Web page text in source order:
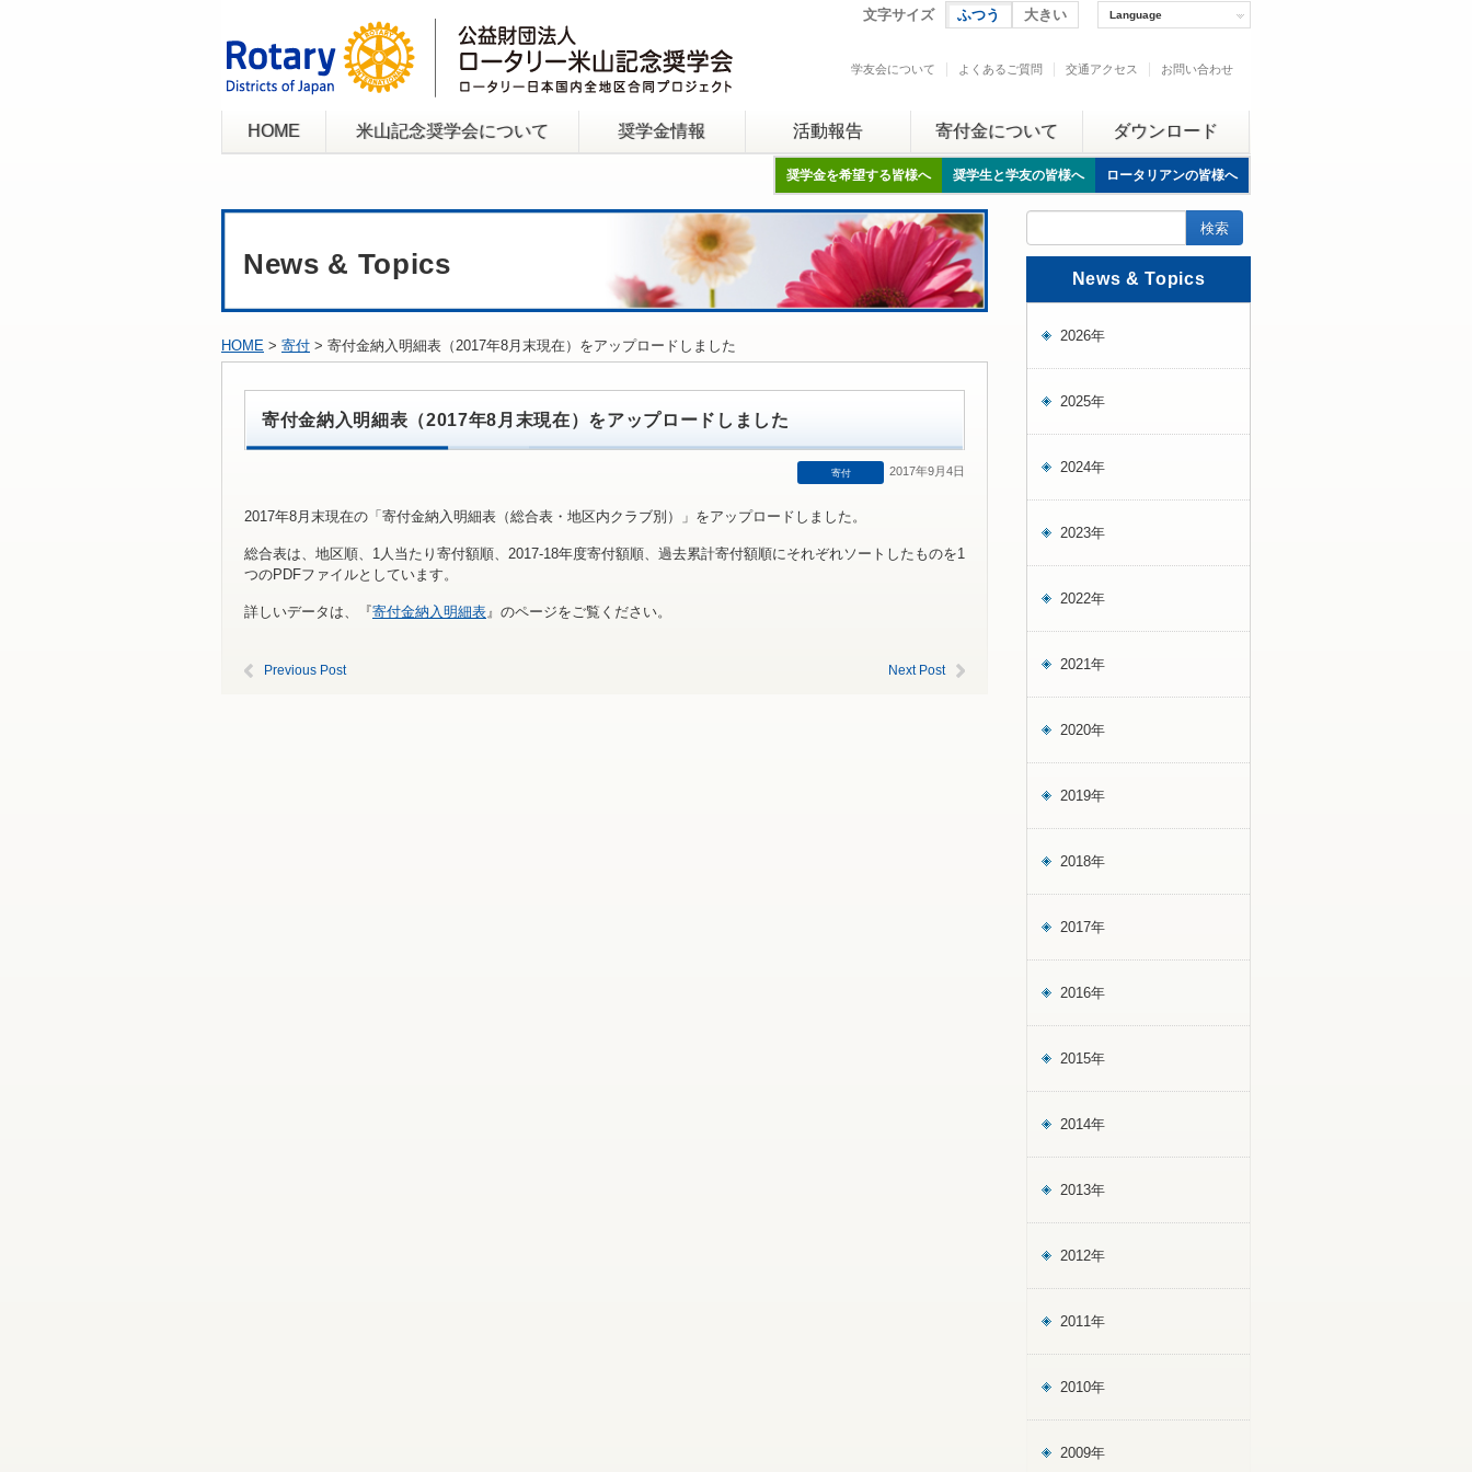
文字サイズ ふつう 大きい Language
学友会について よくあるご質問 交通アクセス お問い合わせ
HOME 米山記念奨学会について 奨学金情報 活動報告 寄付金について ダウンロード
奨学金を希望する皆様へ 奨学生と学友の皆様へ ロータリアンの皆様へ
News & Topics
HOME > 寄付 > 寄付金納入明細表（2017年8月末現在）をアップロードしました
寄付金納入明細表（2017年8月末現在）をアップロードしました
寄付 2017年9月4日
2017年8月末現在の「寄付金納入明細表（総合表・地区内クラブ別）」をアップロードしました。
総合表は、地区順、1人当たり寄付額順、2017-18年度寄付額順、過去累計寄付額順にそれぞれソートしたものを1
つのPDFファイルとしています。
詳しいデータは、『寄付金納入明細表』のページをご覧ください。
Previous Post Next Post
News & Topics
2026年
2025年
2024年
2023年
2022年
2021年
2020年
2019年
2018年
2017年
2016年
2015年
2014年
2013年
2012年
2011年
2010年
2009年